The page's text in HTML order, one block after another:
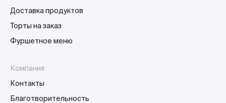
Доставка продуктов
Торты на заказ
Фуршетное меню
Компания
Контакты
Благотворительность